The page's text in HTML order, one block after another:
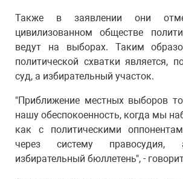
Также в заявлении они
цивилизованном обществе
ведут на выборах. Таким
политической схватки является,
суд, а избирательный участок.
"Приближение местных выборов
нашу обеспокоенность, когда мы
как с политическими
через систему
избирательный бюллетень", -